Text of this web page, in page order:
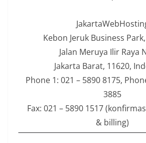
Kebon Jeruk Business
Jalan Meruya Ilir Raya
Jakarta Barat, 11620,
Phone 1: 021 – 5890 8175,
3885
Fax: 021 – 5890 1517
& billing)